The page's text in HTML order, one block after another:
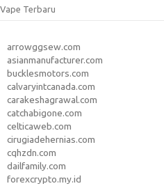
Vape Terbaru
arrowggsew.com
asianmanufacturer.com
bucklesmotors.com
calvaryintcanada.com
carakeshagrawal.com
catchabigone.com
celticaweb.com
cirugiadehernias.com
cqhzdn.com
dailfamily.com
forexcrypto.my.id